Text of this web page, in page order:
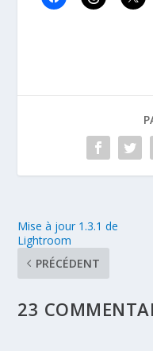
Mise à jour 1.3.1 de
Lightroom
PRÉCÉDENT
23